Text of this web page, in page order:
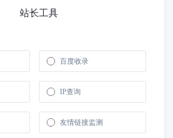
站长工具
百度收录
IP查询
友情链接监测